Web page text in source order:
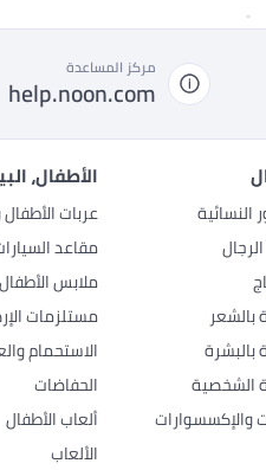
مركز المساعدة
help.noon.com
النسائية
بالشعر
بالبشرة
الشخصية
والإكسسوارات
الأطفال،
عربات
مقاعد
ملابس الأطفال
مستلزمات
الاستحمام
الحفاضات
ألعاب الأطفال
الألعاب